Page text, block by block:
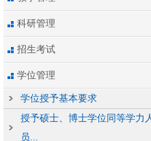
科研管理
招生考试
学位管理
学位授予基本要求
授予硕士、博士学位同等学力
员...